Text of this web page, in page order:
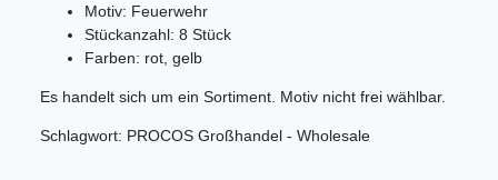
Motiv: Feuerwehr
Stückanzahl: 8 Stück
Farben: rot, gelb
Es handelt sich um ein Sortiment. Motiv nicht frei wählbar.
Schlagwort: PROCOS Großhandel - Wholesale